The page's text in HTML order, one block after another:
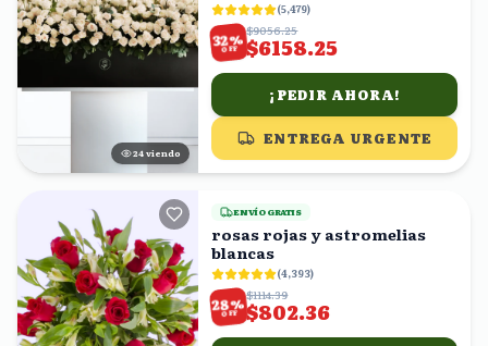
23 viendo
(5,479)
32%
OFF
$9056.25
$6158.25
¡PEDIR AHORA!
ENTREGA URGENTE
ENVÍO GRATIS
rosas rojas y astromelias
blancas
(4,393)
28%
OFF
$1114.39
$802.36